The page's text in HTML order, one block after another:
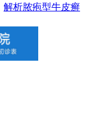
解析脓疱型牛皮癣